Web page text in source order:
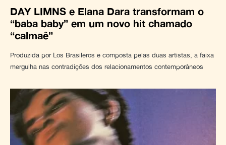
DAY LIMNS e Elana Dara transformam o
“baba baby” em um novo hit chamado
“calmaê”
Produzida por Los Brasileros e composta pelas duas artistas, a faixa
mergulha nas contradições dos relacionamentos contemporâneos